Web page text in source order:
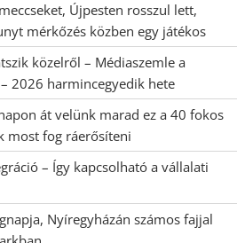
Újpesten rosszul lett,
mérkőzés közben egy játékos
közelről – Médiaszemle a
2026 harmincegyedik hete
át velünk marad ez a 40 fokos
most fog ráerősíteni
– Így kapcsolható a vállalati
Nyíregyházán számos fajjal